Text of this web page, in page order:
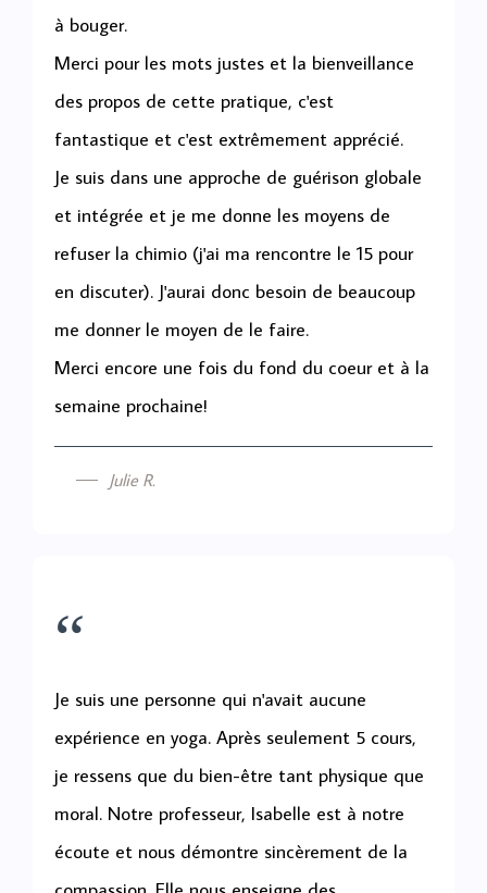
à bouger.
Merci pour les mots justes et la bienveillance
des propos de cette pratique, c'est
fantastique et c'est extrêmement apprécié.
Je suis dans une approche de guérison globale
et intégrée et je me donne les moyens de
refuser la chimio (j'ai ma rencontre le 15 pour
en discuter). J'aurai donc besoin de beaucoup
me donner le moyen de le faire.
Merci encore une fois du fond du coeur et à la
semaine prochaine!
Julie R.
“
Je suis une personne qui n'avait aucune
expérience en yoga. Après seulement 5 cours,
je ressens que du bien-être tant physique que
moral. Notre professeur, Isabelle est à notre
écoute et nous démontre sincèrement de la